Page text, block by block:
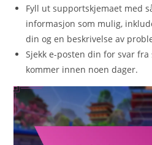
Fyll ut supportskjemaet med
informasjon som mulig,
din og en beskrivelse av
Sjekk e-posten din for svar
kommer innen noen dager.